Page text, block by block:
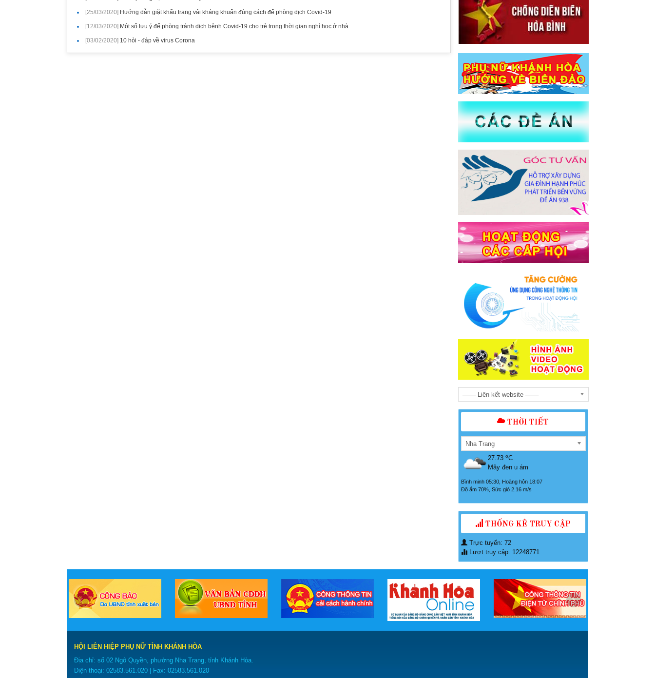
[25/03/2020] Hướng dẫn giặt khẩu trang vải kháng khuẩn đúng cách để phòng dịch Covid-19
[12/03/2020] Một số lưu ý để phòng tránh dịch bệnh Covid-19 cho trẻ trong thời gian nghỉ học ở nhà
[03/02/2020] 10 hỏi - đáp về virus Corona
─── Liên kết website ───
THỜI TIẾT
Nha Trang
27.73 oC
Mây đen u ám
Bình minh 05:30, Hoàng hôn 18:07
Độ ẩm 70%, Sức gió 2.16 m/s
THỐNG KÊ TRUY CẬP
Trực tuyến: 72
Lượt truy cập: 12248771
‹ ›
HỘI LIÊN HIỆP PHỤ NỮ TỈNH KHÁNH HÒA
Địa chỉ: số 02 Ngô Quyền, phường Nha Trang, tỉnh Khánh Hòa.
Điện thoại: 02583.561.020 | Fax: 02583.561.020